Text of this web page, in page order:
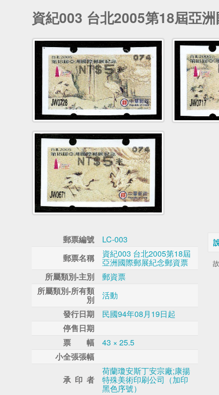
資紀003 台北2005第18屆亞
郵票編號
LC-003
郵票名稱
資紀003 台北2005第18屆
亞洲國際郵展紀念郵資票
所屬類別-主別
郵資票
所屬類別-所有類
別
活動
發行日期
民國94年08月19日起
停售日期
票 幅
43 × 25.5
小全張張幅
承 印 者
荷蘭瓊安斯丁安宗廠;康揚
特殊美術印刷公司（加印
黑色序號）